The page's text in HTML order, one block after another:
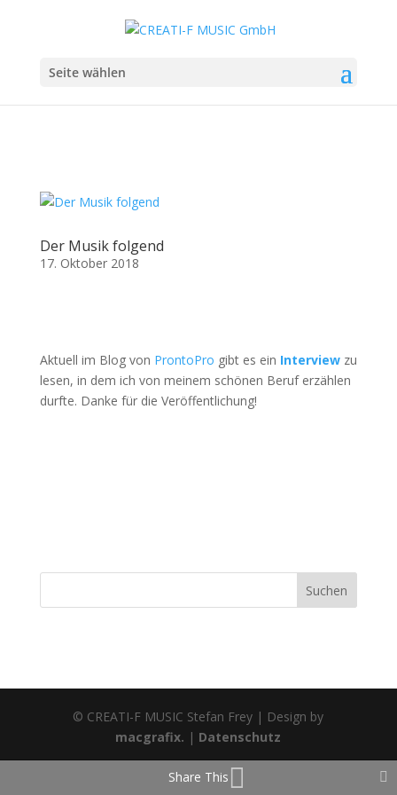
Seite wählen
Der Musik folgend
17. Oktober 2018
Aktuell im Blog von ProntoPro gibt es ein Interviewzu
lesen, in dem ich von meinem schönen Beruf erzählen
durfte. Danke für die Veröffentlichung!
© CREATI-F MUSIC Stefan Frey | Design by
macgrafix. | Datenschutz
Share This